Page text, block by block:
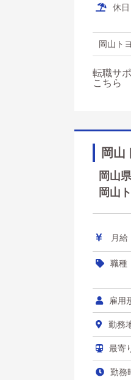
休
岡山ト
転職サ
こちら
岡
岡山
岡山
月給
職種
雇用
勤務
最寄
勤務